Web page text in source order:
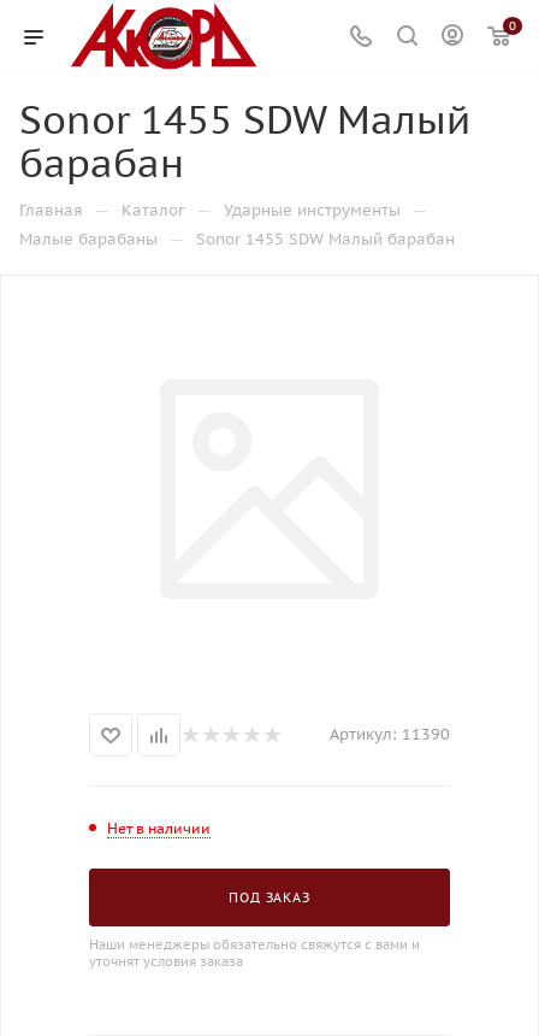
0
Sonor 1455 SDW Малый
барабан
Главная — Каталог — Ударные инструменты —
Малые барабаны — Sonor 1455 SDW Малый барабан
Артикул: 11390
Нет в наличии
ПОД ЗАКАЗ
Наши менеджеры обязательно свяжутся с вами и
уточнят условия заказа